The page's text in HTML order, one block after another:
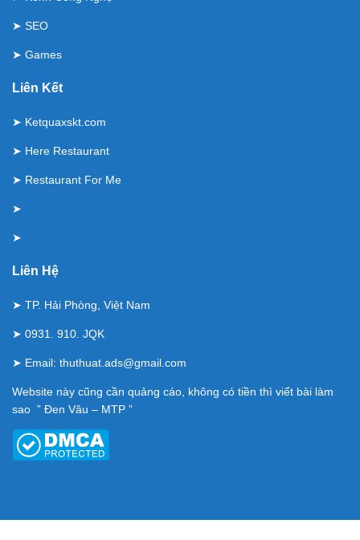
➤ SEO
➤ Games
Liên Kết
➤ Ketquaxskt.com
➤ Here Restaurant
➤ Restaurant For Me
➤
➤
Liên Hệ
➤ TP. Hải Phòng, Việt Nam
➤ 0931. 910. JQK
➤ Email: thuthuat.ads@gmail.com
Website này cũng cần quảng cáo, không có tiền thì viết bài làm
sao ” Đen Vâu – MTP ”